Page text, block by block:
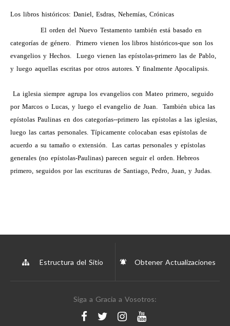
Los libros históricos: Daniel, Esdras, Nehemías, Crónicas
El orden del Nuevo Testamento también está basado en
categorías de género.
Primero vienen los libros históricos-que son los
evangelios y Hechos.
Luego vienen las epístolas-primero las de Pablo,
y luego aquellas escritas por otros autores. Y finalmente Apocalipsis.
La iglesia siempre agrupa los evangelios con Mateo primero, seguido
por Marcos o Lucas, y luego el evangelio de Juan.
También ubica las
epístolas Paulinas en dos categorías--primero las epístolas a las iglesias,
luego las cartas personales. Típicamente colocaban esas epístolas de
acuerdo a su tamaño o extensión.
Las cartas personales y epístolas
generales (no epístolas-Paulinas) parecen seguir el orden. Hebreos
primero, seguidos por las escrituras de Santiago, Pedro, Juan, y Judas.
Estructura del Sitio Obtener Actualizaciones
Siga a Gracia a Vosotros: